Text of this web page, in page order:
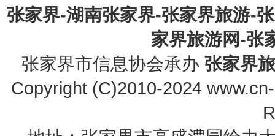
张家界-湖南张家界-张家界旅游-
家界旅游网-张
张家界市信息协会承办 张家界
Copyright (C)2010-2024